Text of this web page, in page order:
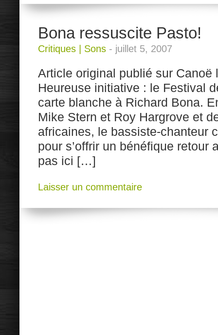
Bona ressuscite Pasto!
Critiques Sons - juillet 5, 2007
Article original publié sur Canoë
Heureuse initiative : le Festival
carte blanche à Richard Bona.
Mike Stern et Roy Hargrove et
africaines, le bassiste-chanteur
pour s’offrir un bénéfique retour
pas ici […]
Laisser un commentaire